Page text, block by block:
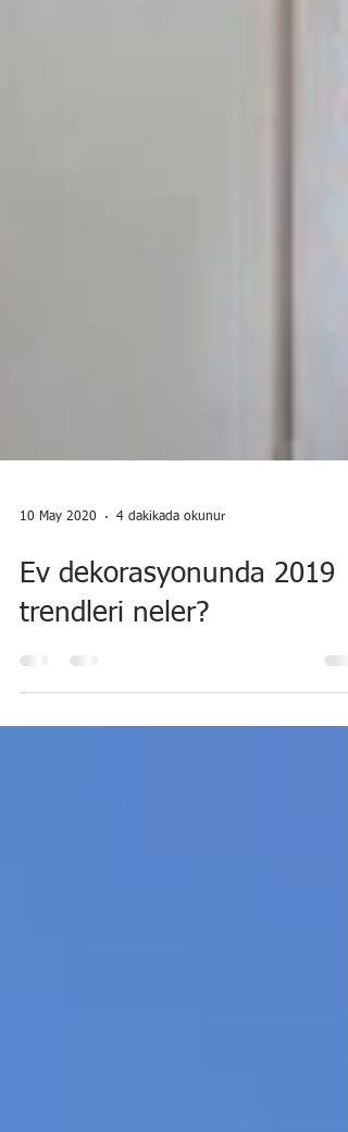
10 May 2020 4 dakikada okunur
Ev dekorasyonunda 2019